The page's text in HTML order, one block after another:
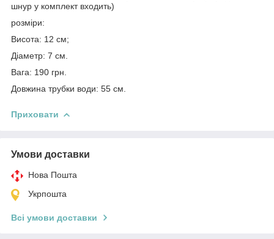
шнур у комплект входить)
розміри:
Висота: 12 см;
Діаметр: 7 см.
Вага: 190 грн.
Довжина трубки води: 55 см.
Приховати
Умови доставки
Нова Пошта
Укрпошта
Всі умови доставки